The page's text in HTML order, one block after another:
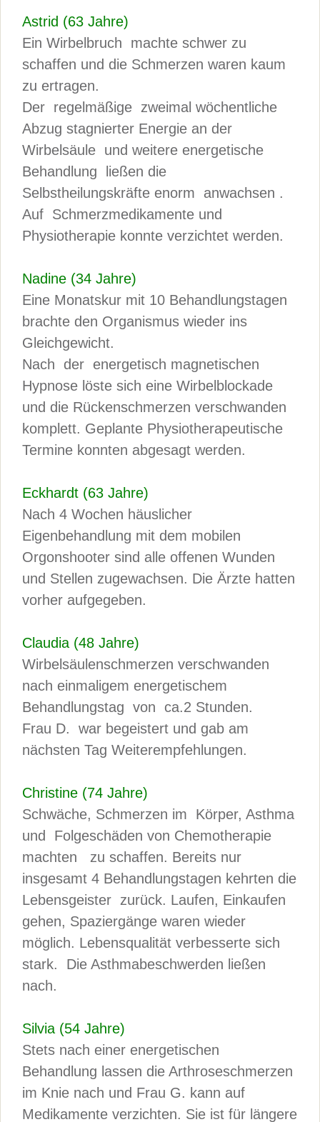
Astrid (63 Jahre)
Ein Wirbelbruch machte schwer zu
schaffen und die Schmerzen waren kaum
zu ertragen.
Der regelmäßige zweimal wöchentliche
Abzug stagnierter Energie an der
Wirbelsäule und weitere energetische
Behandlung ließen die
Selbstheilungskräfte enorm anwachsen .
Auf Schmerzmedikamente und
Physiotherapie konnte verzichtet werden.
Nadine (34 Jahre)
Eine Monatskur mit 10 Behandlungstagen
brachte den Organismus wieder ins
Gleichgewicht.
Nach der energetisch magnetischen
Hypnose löste sich eine Wirbelblockade
und die Rückenschmerzen verschwanden
komplett. Geplante Physiotherapeutische
Termine konnten abgesagt werden.
Eckhardt (63 Jahre)
Nach 4 Wochen häuslicher
Eigenbehandlung mit dem mobilen
Orgonshooter sind alle offenen Wunden
und Stellen zugewachsen. Die Ärzte hatten
vorher aufgegeben.
Claudia (48 Jahre)
Wirbelsäulenschmerzen verschwanden
nach einmaligem energetischem
Behandlungstag von ca.2 Stunden.
Frau D. war begeistert und gab am
nächsten Tag Weiterempfehlungen.
Christine (74 Jahre)
Schwäche, Schmerzen im Körper, Asthma
und Folgeschäden von Chemotherapie
machten zu schaffen. Bereits nur
insgesamt 4 Behandlungstagen kehrten die
Lebensgeister zurück. Laufen, Einkaufen
gehen, Spaziergänge waren wieder
möglich. Lebensqualität verbesserte sich
stark. Die Asthmabeschwerden ließen
nach.
Silvia (54 Jahre)
Stets nach einer energetischen
Behandlung lassen die Arthroseschmerzen
im Knie nach und Frau G. kann auf
Medikamente verzichten. Sie ist für längere